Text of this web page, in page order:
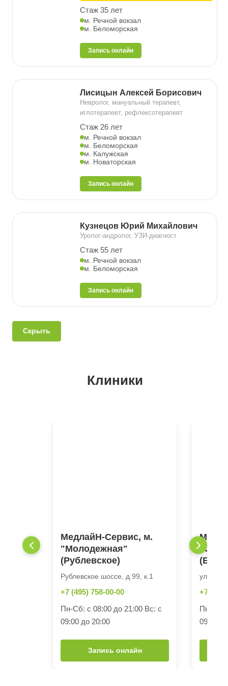
Стаж 35 лет
м. Речной вокзал
м. Беломорская
Запись онлайн
Лисицын Алексей Борисович
Невролог, мануальный терапевт,
иглотерапевт, рефлексотерапевт
Стаж 26 лет
м. Речной вокзал
м. Беломорская
м. Калужская
м. Новаторская
Запись онлайн
Кузнецов Юрий Михайлович
Уролог-андролог, УЗИ-диагност
Стаж 55 лет
м. Речной вокзал
м. Беломорская
Запись онлайн
Скрыть
Клиники
МедлайН-Сервис, м.
"Молодежная"
(Рублевское)
Рублевское шоссе, д.99, к.1
+7 (495) 758-00-00
Пн-Сб: с 08:00 до 21:00 Вс: с
09:00 до 20:00
Запись онлайн
+7
Пн-Сб:
09:00